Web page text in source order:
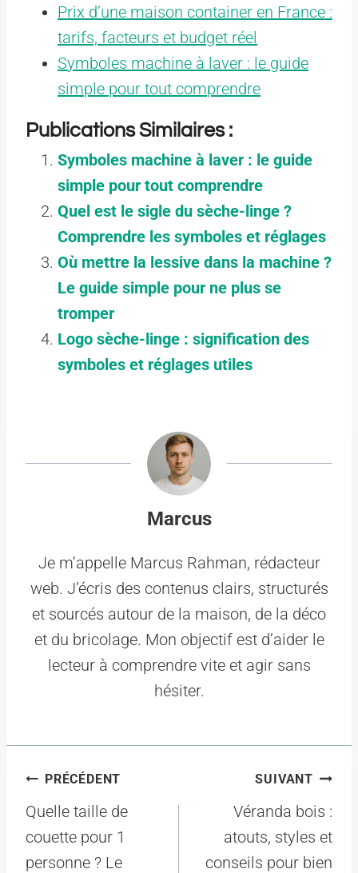
Prix d’une maison container en France :
tarifs, facteurs et budget réel
Symboles machine à laver : le guide
simple pour tout comprendre
Publications Similaires :
Symboles machine à laver : le guide
simple pour tout comprendre
Quel est le sigle du sèche-linge ?
Comprendre les symboles et réglages
Où mettre la lessive dans la machine ?
Le guide simple pour ne plus se
tromper
Logo sèche-linge : signification des
symboles et réglages utiles
Marcus
Je m’appelle Marcus Rahman, rédacteur
web. J’écris des contenus clairs, structurés
et sourcés autour de la maison, de la déco
et du bricolage. Mon objectif est d’aider le
lecteur à comprendre vite et agir sans
hésiter.
Navigation
de
l’article
PRÉCÉDENT
Quelle taille de
couette pour 1
personne ? Le
SUIVANT
Véranda bois :
atouts, styles et
conseils pour bien